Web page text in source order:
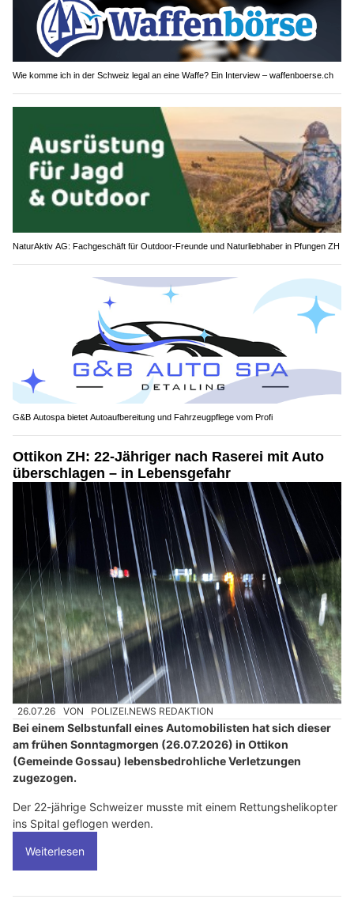
Wie komme ich in der Schweiz legal an eine Waffe? Ein Interview – waffenboerse.ch
NaturAktiv AG: Fachgeschäft für Outdoor-Freunde und Naturliebhaber in Pfungen ZH
G&B Autospa bietet Autoaufbereitung und Fahrzeugpflege vom Profi
Ottikon ZH: 22-Jähriger nach Raserei mit Auto
überschlagen – in Lebensgefahr
26.07.26 VON POLIZEI.NEWS REDAKTION
Bei einem Selbstunfall eines Automobilisten hat sich dieser
am frühen Sonntagmorgen (26.07.2026) in Ottikon
(Gemeinde Gossau) lebensbedrohliche Verletzungen
zugezogen.
Der 22-jährige Schweizer musste mit einem Rettungshelikopter
ins Spital geflogen werden.
Weiterlesen